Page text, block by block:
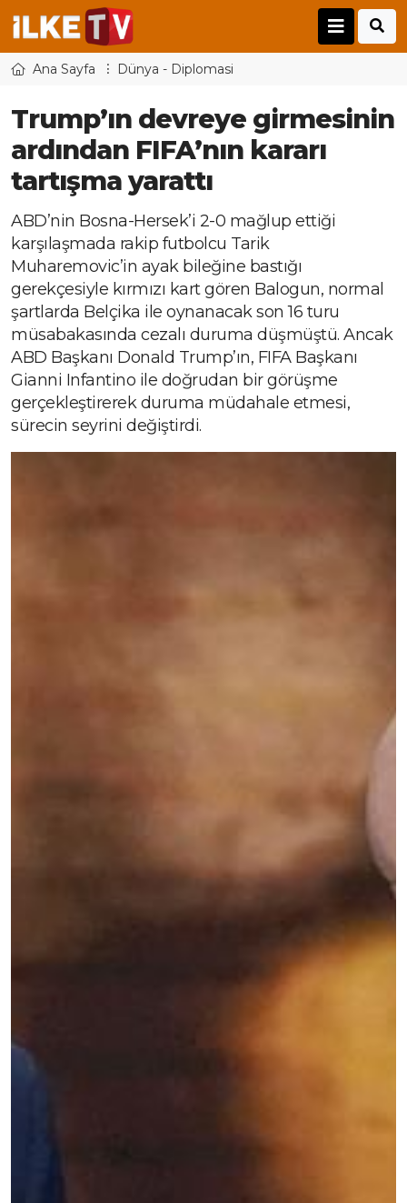
Ana Sayfa Dünya - Diplomasi
Trump’ın devreye girmesinin
ardından FIFA’nın kararı
tartışma yarattı
ABD’nin Bosna-Hersek’i 2-0 mağlup ettiği
karşılaşmada rakip futbolcu Tarik
Muharemovic’in ayak bileğine bastığı
gerekçesiyle kırmızı kart gören Balogun, normal
şartlarda Belçika ile oynanacak son 16 turu
müsabakasında cezalı duruma düşmüştü. Ancak
ABD Başkanı Donald Trump’ın, FIFA Başkanı
Gianni Infantino ile doğrudan bir görüşme
gerçekleştirerek duruma müdahale etmesi,
sürecin seyrini değiştirdi.